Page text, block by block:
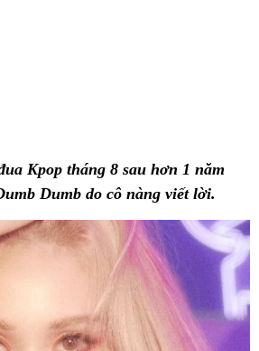
Kpop tháng 8 sau hơn 1 năm
Dumb do cô nàng viết lời.